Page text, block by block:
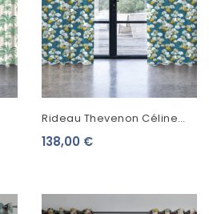
Rideau Thevenon Céline
Fond Bleu Canard 2250604
138,00 €